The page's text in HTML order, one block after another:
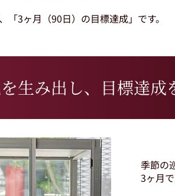
「3ヶ月（90日）の目標達成」です。
生み出し、目標達成
季節の
3ヶ月